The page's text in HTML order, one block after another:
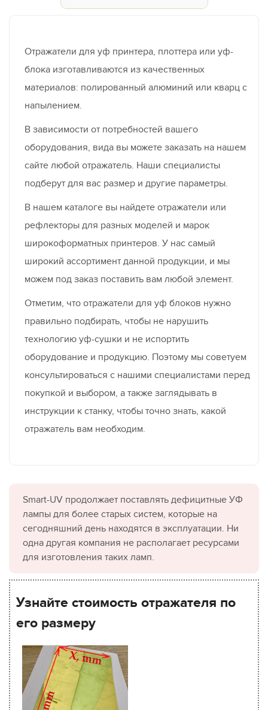
Отражатели для уф принтера, плоттера или уф-
блока изготавливаются из качественных
материалов: полированный алюминий или кварц с
напылением.
В зависимости от потребностей вашего
оборудования, вида вы можете заказать на нашем
сайте любой отражатель. Наши специалисты
подберут для вас размер и другие параметры.
В нашем каталоге вы найдете отражатели или
рефлекторы для разных моделей и марок
широкоформатных принтеров. У нас самый
широкий ассортимент данной продукции, и мы
можем под заказ поставить вам любой элемент.
Отметим, что отражатели для уф блоков нужно
правильно подбирать, чтобы не нарушить
технологию уф-сушки и не испортить
оборудование и продукцию. Поэтому мы советуем
консультироваться с нашими специалистами перед
покупкой и выбором, а также заглядывать в
инструкции к станку, чтобы точно знать, какой
отражатель вам необходим.
Smart-UV продолжает поставлять дефицитные УФ
лампы для более старых систем, которые на
сегодняшний день находятся в эксплуатации. Ни
одна другая компания не располагает ресурсами
для изготовления таких ламп.
Узнайте стоимость отражателя по
его размеру